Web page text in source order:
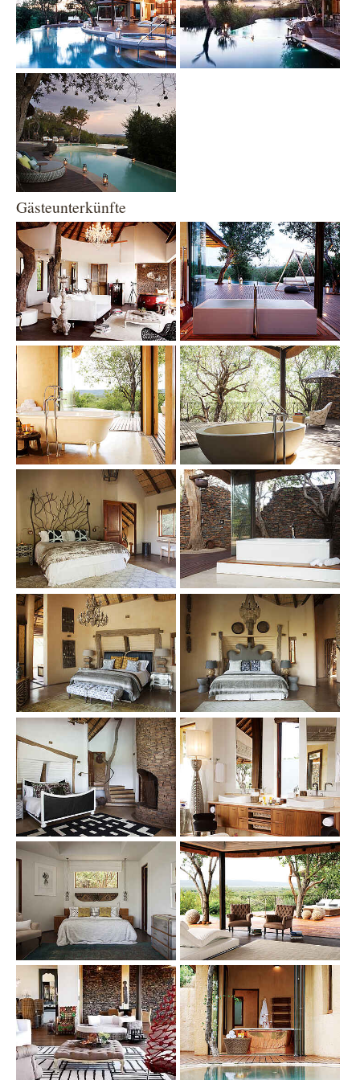
Show larger version
Gästeunterkünfte
Show larger version Show larger version
Show larger version Show larger version
Show larger version Show larger version
Show larger version Show larger version
Show larger version Show larger version
Show larger version Show larger version
Show larger version Show larger version